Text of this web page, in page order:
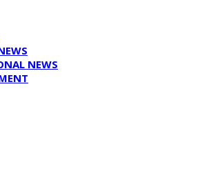
NEWS